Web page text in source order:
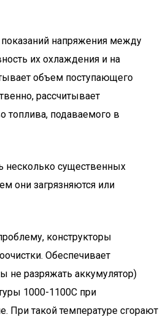
напряжения между
их охлаждения и на
объем поступающего
рассчитывает
топлива, подаваемого в
существенных
они загрязняются или
конструкторы
Обеспечивает
не разряжать аккумулятор)
1000-1100С при
При такой температуре сгорают